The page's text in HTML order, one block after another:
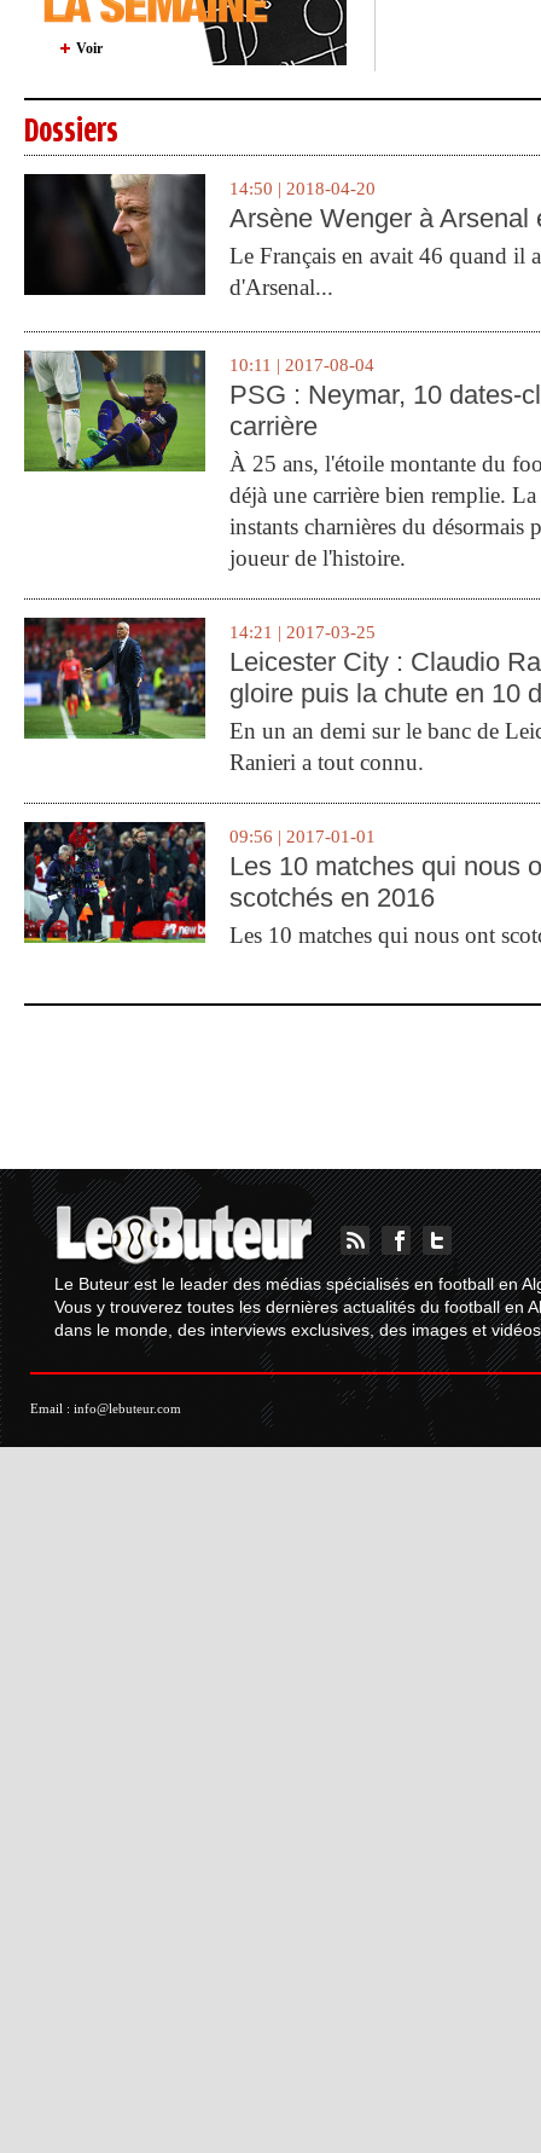
Voir
Dossiers
14:50 | 2018-04-20
Arsène Wenger à Arsenal
Le Français en avait 46 quand il
d'Arsenal...
10:11 | 2017-08-04
PSG : Neymar, 10 dates-
carrière
À 25 ans, l'étoile montante du
déjà une carrière bien remplie.
instants charnières du désormais
joueur de l'histoire.
14:21 | 2017-03-25
Leicester City : Claudio
gloire puis la chute en 10
En un an demi sur le banc de
Ranieri a tout connu.
09:56 | 2017-01-01
Les 10 matches qui nous
scotchés en 2016
Les 10 matches qui nous ont
Le Buteur est le leader des médias spécialisés en football en
Vous y trouverez toutes les dernières actualités du football en
dans le monde, des interviews exclusives, des images et
Email : info@lebuteur.com